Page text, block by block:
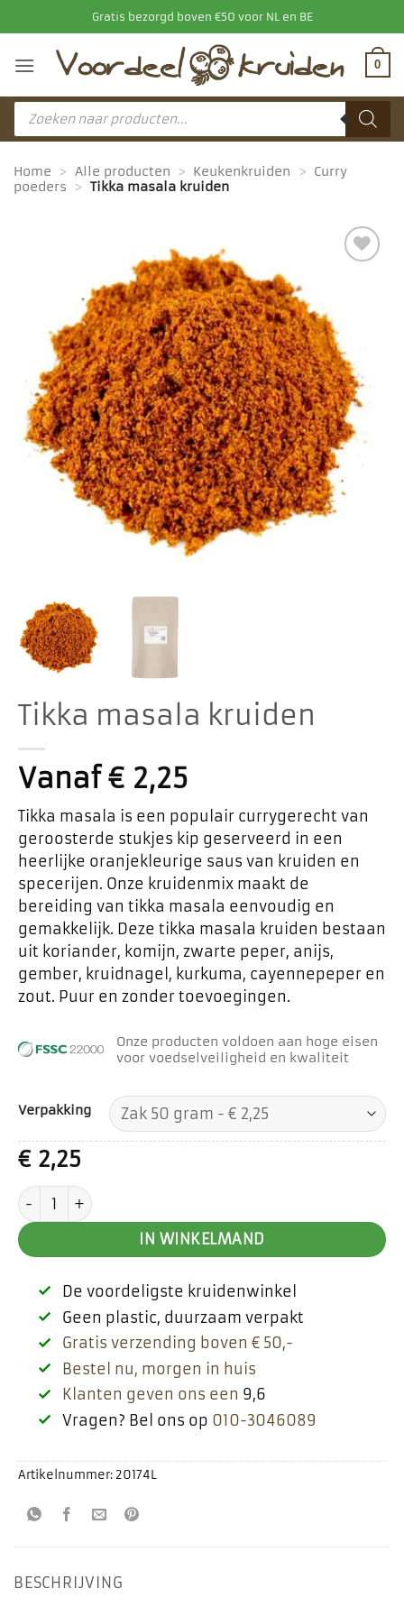
naar
inhoud
Gratis bezorgd boven €50 voor NL en BE
0
Producten
zoeken
Home > Alle producten > Keukenkruiden > Curry
poeders
> Tikka masala kruiden
favorieten
Tikka masala kruiden
Vanaf€2,25
Tikka masala is een populair currygerecht van
geroosterde stukjes kip geserveerd in een
heerlijke oranjekleurige saus van kruiden en
specerijen. Onze kruidenmix maakt de
bereiding van tikka masala eenvoudig en
gemakkelijk. Deze tikka masala kruiden bestaan
uit koriander, komijn, zwarte peper, anijs,
gember, kruidnagel, kurkuma, cayennepeper en
zout. Puur en zonder toevoegingen.
Onze producten voldoen aan hoge eisen
voor voedselveiligheid en kwaliteit
Verpakking
€2,25
Tikka masala kruiden aantal
IN WINKELMAND
De voordeligste kruidenwinkel
Geen plastic, duurzaam verpakt
Gratis verzending boven € 50,-
Bestel nu, morgen in huis
Klanten geven ons een 9,6
Vragen? Bel ons op 010-3046089
Artikelnummer:20174L
BESCHRIJVING